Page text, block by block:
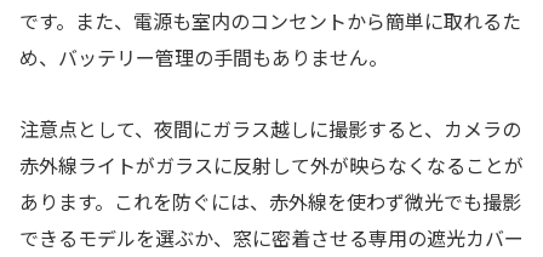
です。また、電源も室内のコンセントから簡単に取れるた
め、バッテリー管理の手間もありません。
注意点として、夜間にガラス越しに撮影すると、カメラの
赤外線ライトがガラスに反射して外が映らなくなることが
あります。これを防ぐには、赤外線を使わず微光でも撮影
できるモデルを選ぶか、窓に密着させる専用の遮光カバー